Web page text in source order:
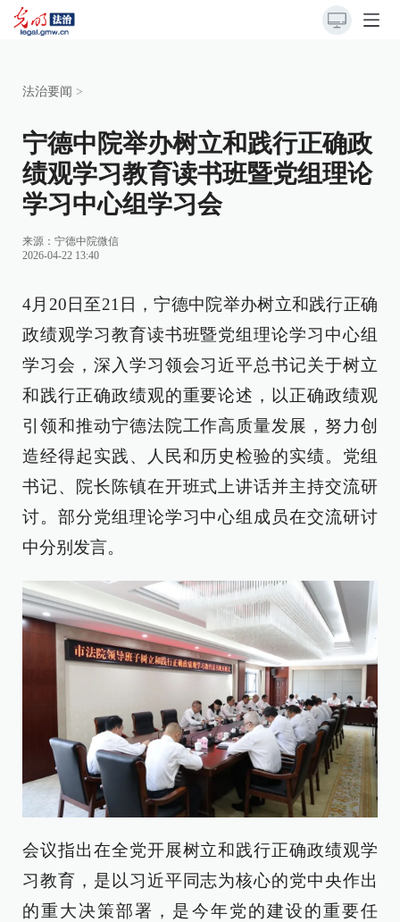
法治要闻 >
宁德中院举办树立和践行正确政
绩观学习教育读书班暨党组理论
学习中心组学习会
来源： 宁德中院微信
2026-04-22 13:40
4月20日至21日，宁德中院举办树立和践行正确
政绩观学习教育读书班暨党组理论学习中心组
学习会，深入学习领会习近平总书记关于树立
和践行正确政绩观的重要论述，以正确政绩观
引领和推动宁德法院工作高质量发展，努力创
造经得起实践、人民和历史检验的实绩。党组
书记、院长陈镇在开班式上讲话并主持交流研
讨。部分党组理论学习中心组成员在交流研讨
中分别发言。
会议指出在全党开展树立和践行正确政绩观学
习教育，是以习近平同志为核心的党中央作出
的重大决策部署，是今年党的建设的重要任